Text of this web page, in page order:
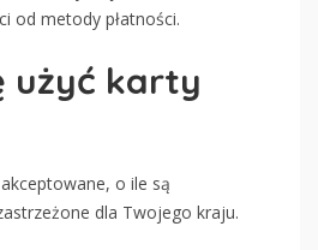
od metody płatności.
użyć karty
o ile są
dla Twojego kraju.